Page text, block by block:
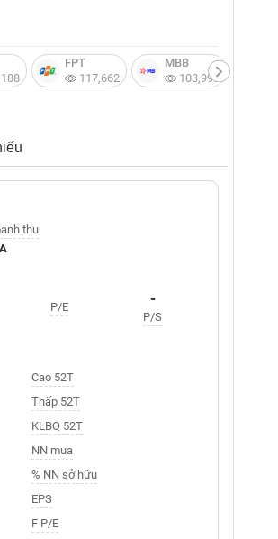
FPT
117,662
MBB
103,997
thu
P/E -
P/S
Cao 52T
Thấp 52T
KLBQ 52T
NN mua
% NN sở hữu
EPS
F P/E